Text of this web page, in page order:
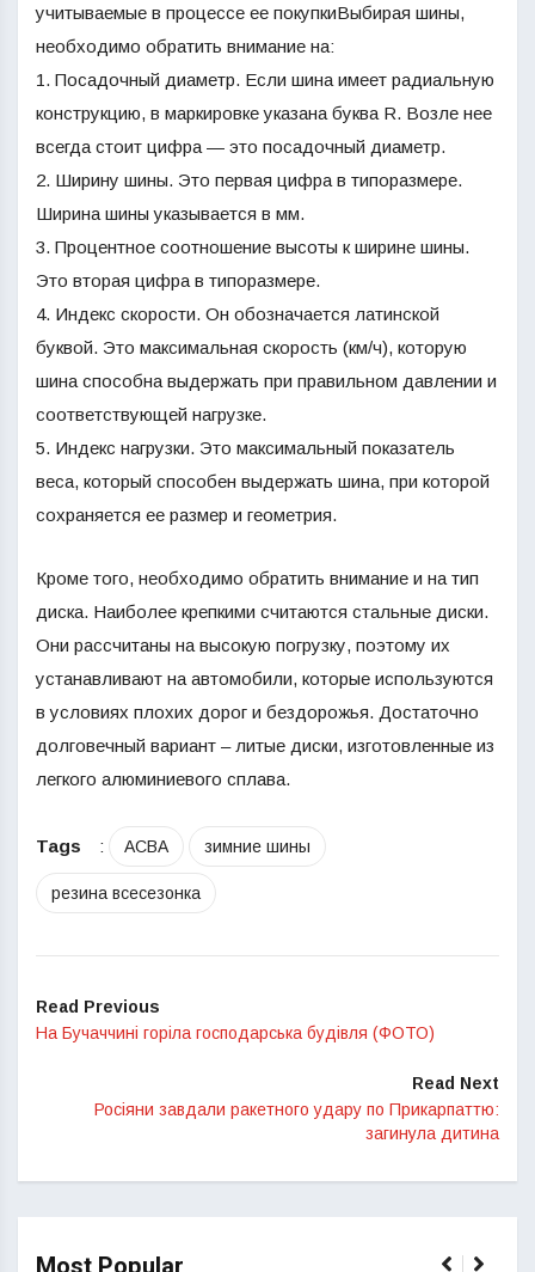
учитываемые в процессе ее покупкиВыбирая шины,
необходимо обратить внимание на:
1. Посадочный диаметр. Если шина имеет радиальную
конструкцию, в маркировке указана буква R. Возле нее
всегда стоит цифра — это посадочный диаметр.
2. Ширину шины. Это первая цифра в типоразмере.
Ширина шины указывается в мм.
3. Процентное соотношение высоты к ширине шины.
Это вторая цифра в типоразмере.
4. Индекс скорости. Он обозначается латинской
буквой. Это максимальная скорость (км/ч), которую
шина способна выдержать при правильном давлении и
соответствующей нагрузке.
5. Индекс нагрузки. Это максимальный показатель
веса, который способен выдержать шина, при которой
сохраняется ее размер и геометрия.
Кроме того, необходимо обратить внимание и на тип
диска. Наиболее крепкими считаются стальные диски.
Они рассчитаны на высокую погрузку, поэтому их
устанавливают на автомобили, которые используются
в условиях плохих дорог и бездорожья. Достаточно
долговечный вариант – литые диски, изготовленные из
легкого алюминиевого сплава.
Tags : АСВА зимние шины
резина всесезонка
Read Previous
На Бучаччині горіла господарська будівля (ФОТО)
Read Next
Росіяни завдали ракетного удару по Прикарпаттю:
загинула дитина